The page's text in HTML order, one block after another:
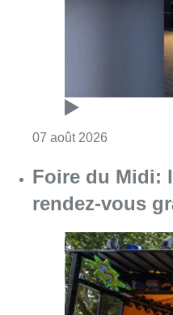
07 août 2026
Foire du Midi:
rendez-vous